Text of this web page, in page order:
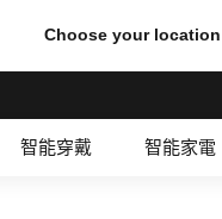
Choose your
智能穿戴 智能家電
機及平板